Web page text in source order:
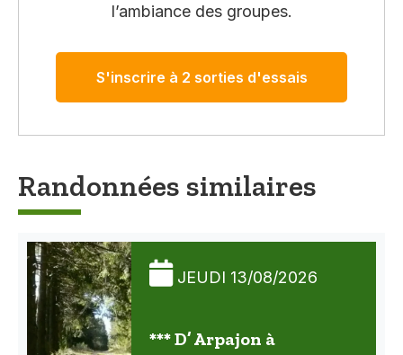
l’ambiance des groupes.
S'inscrire à 2 sorties d'essais
Randonnées similaires
JEUDI 13/08/2026
*** D’ Arpajon à